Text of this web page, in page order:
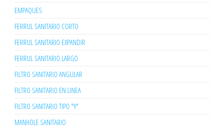
EMPAQUES
FERRUL SANITARIO CORTO
FERRUL SANITARIO EXPANDIR
FERRUL SANITARIO LARGO
FILTRO SANITARIO ANGULAR
FILTRO SANITARIO EN LINEA
FILTRO SANITARIO TIPO "Y"
MANHOLE SANITARIO